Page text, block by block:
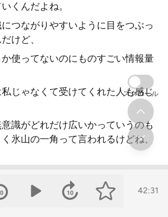
くんだよね。
つながりやすいように目をつぶっ
けど、
使ってないのにものすごい情報量
じゃなくて受けてくれた人も感じ
識がどれだけ広いかっていうのも
氷山の一角って言われるけどね、
部分なのかっていうのはすごく思う
42:31
スクロール